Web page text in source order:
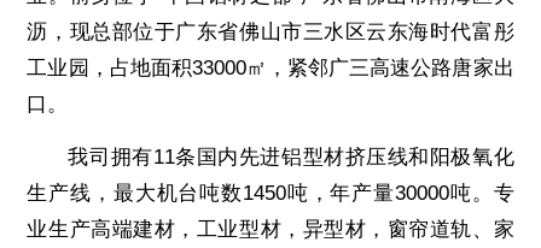
沥，现总部位于广东省佛山市三水区云东海时代富彤
工业园，占地面积33000㎡，紧邻广三高速公路唐家出
口。
我司拥有11条国内先进铝型材挤压线和阳极氧化
生产线，最大机台吨数1450吨，年产量30000吨。专
业生产高端建材，工业型材，异型材，窗帘道轨、家